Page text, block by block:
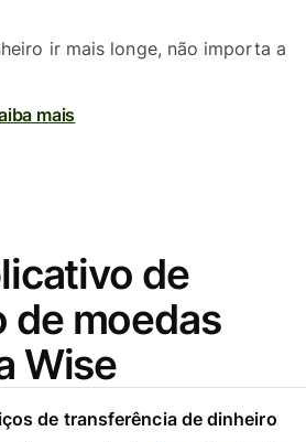
ir mais longe, não importa a
mais
de
de moedas
Wise
de transferência de dinheiro